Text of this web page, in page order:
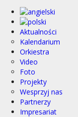
Aktualności
Kalendarium
Orkiestra
Video
Foto
Projekty
Wesprzyj nas
Partnerzy
Impresariat